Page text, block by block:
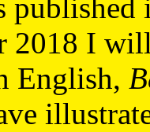
published
2018 I
English,